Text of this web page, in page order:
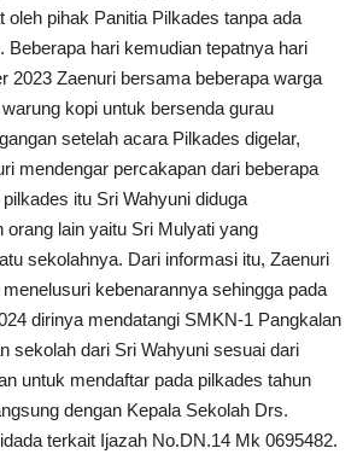
oleh pihak Panitia Pilkades tanpa ada
Beberapa hari kemudian tepatnya hari
2023 Zaenuri bersama beberapa warga
kopi untuk bersenda gurau
setelah acara Pilkades digelar,
mendengar percakapan dari beberapa
itu Sri Wahyuni diduga
orang lain yaitu Sri Mulyati yang
sekolahnya. Dari informasi itu, Zaenuri
kebenarannya sehingga pada
dirinya mendatangi SMKN-1 Pangkalan
sekolah dari Sri Wahyuni sesuai dari
untuk mendaftar pada pilkades tahun
dengan Kepala Sekolah Drs.
terkait Ijazah No.DN.14 Mk 0695482.